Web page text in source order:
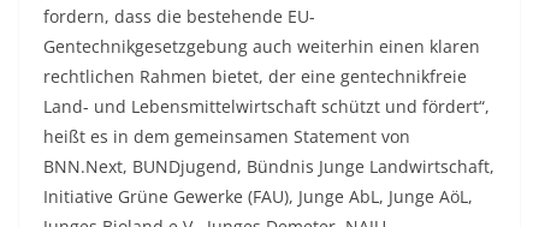
fordern, dass die bestehende EU-
Gentechnikgesetzgebung auch weiterhin einen klaren
rechtlichen Rahmen bietet, der eine gentechnikfreie
Land- und Lebensmittelwirtschaft schützt und fördert“,
heißt es in dem gemeinsamen Statement von
BNN.Next, BUNDjugend, Bündnis Junge Landwirtschaft,
Initiative Grüne Gewerke (FAU), Junge AbL, Junge AöL,